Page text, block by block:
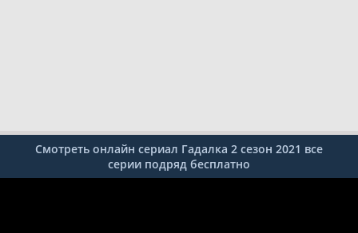
Смотреть онлайн сериал Гадалка 2 сезон 2021 все
серии подряд бесплатно